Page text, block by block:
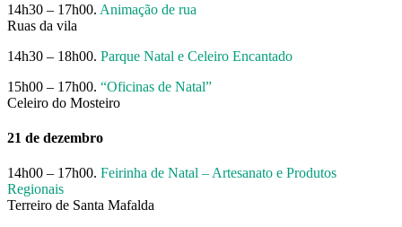
14h30 – 17h00. Animação de rua
Ruas da vila
14h30 – 18h00. Parque Natal e Celeiro Encantado
15h00 – 17h00. “Oficinas de Natal”
Celeiro do Mosteiro
21 de dezembro
14h00 – 17h00. Feirinha de Natal – Artesanato e Produtos
Regionais
Terreiro de Santa Mafalda